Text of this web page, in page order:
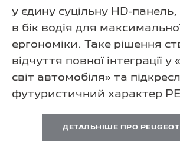
у єдину суцільну HD-панель,
в бік водія для
ергономіки. Таке рішення
відчуття повної інтеграції
світ автомобіля» та
футуристичний характер
ДЕТАЛЬНІШЕ ПРО PEUGEOT